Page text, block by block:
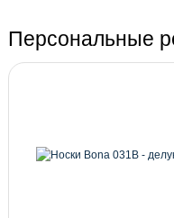
Персональные